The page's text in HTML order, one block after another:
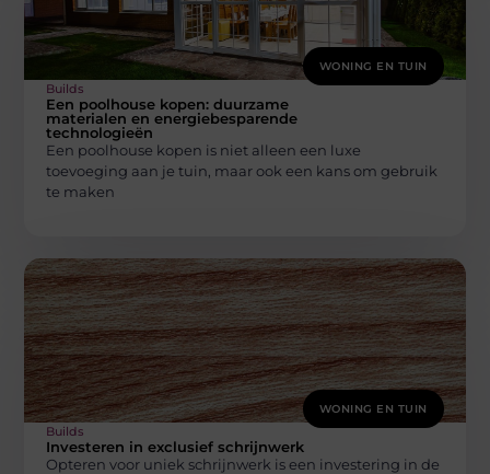
WONING EN TUIN
Builds
Een poolhouse kopen: duurzame
materialen en energiebesparende
technologieën
Een poolhouse kopen is niet alleen een luxe
toevoeging aan je tuin, maar ook een kans om gebruik
te maken
WONING EN TUIN
Builds
Investeren in exclusief schrijnwerk
Opteren voor uniek schrijnwerk is een investering in de